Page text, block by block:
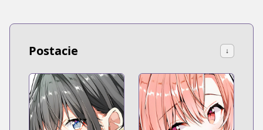
Postacie ↓